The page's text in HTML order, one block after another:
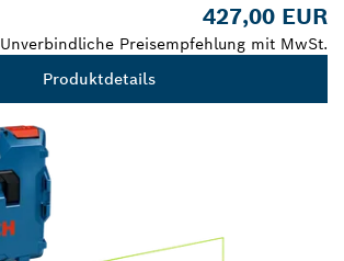
427,00 EUR
Unverbindliche Preisempfehlung mit MwSt.
Produktdetails